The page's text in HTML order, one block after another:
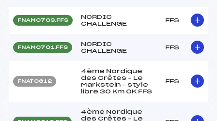
FNAM0703.FFS
NORDIC
CHALLENGE
FFS
FNAM0701.FFS
NORDIC
CHALLENGE
FFS
FNAT0612
4ème Nordique
des Crêtes – Le
Markstein – style
libre 30 Km OK FFS
FFS
4ème Nordique
des Crêtes – Le